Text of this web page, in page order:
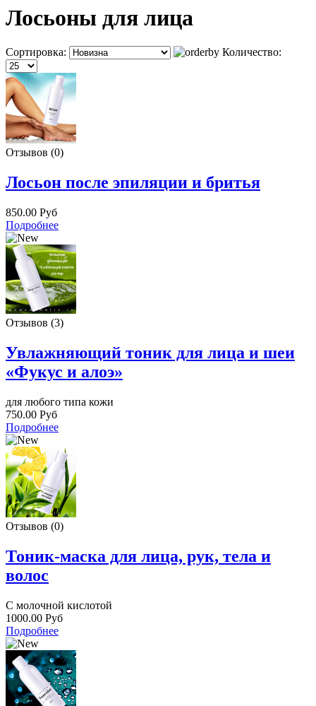
Лосьоны для лица
Сортировка: Количество:
Отзывов (0)
Лосьон после эпиляции и бритья
850.00 Руб
Подробнее
Отзывов (3)
Увлажняющий тоник для лица и шеи
«Фукус и алоэ»
для любого типа кожи
750.00 Руб
Подробнее
Отзывов (0)
Тоник-маска для лица, рук, тела и
волос
С молочной кислотой
1000.00 Руб
Подробнее